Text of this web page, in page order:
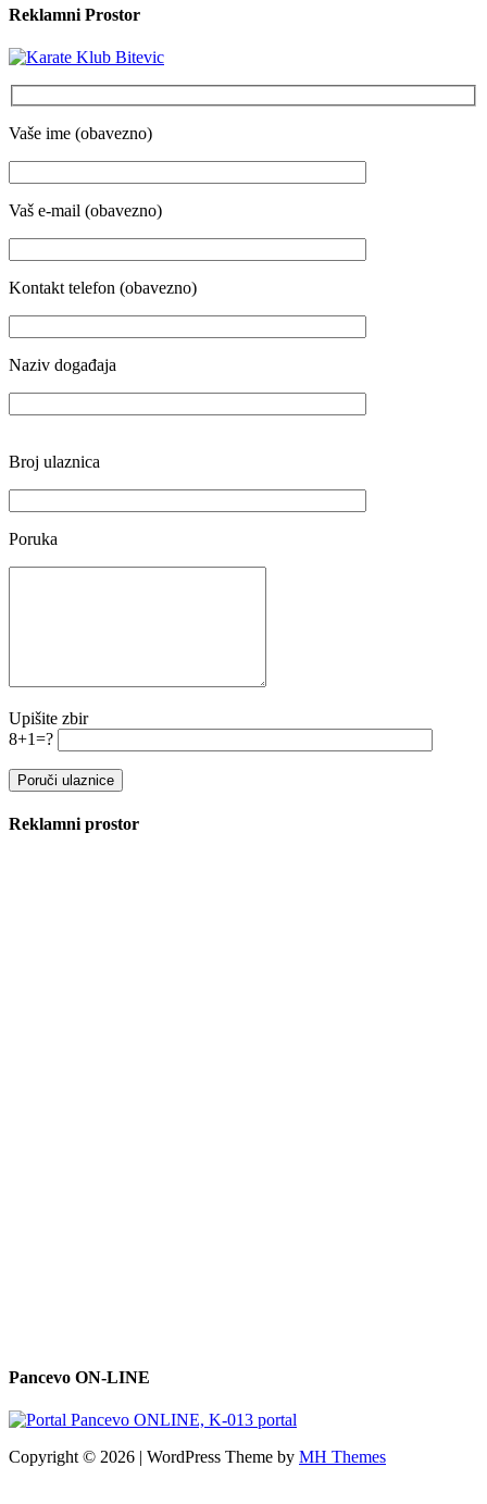
Reklamni Prostor
Vaše ime (obavezno)
Vaš e-mail (obavezno)
Kontakt telefon (obavezno)
Naziv događaja
Broj ulaznica
Poruka
Upišite zbir
8+1=?
Reklamni prostor
Pancevo ON-LINE
Copyright © 2026 | WordPress Theme by MH Themes